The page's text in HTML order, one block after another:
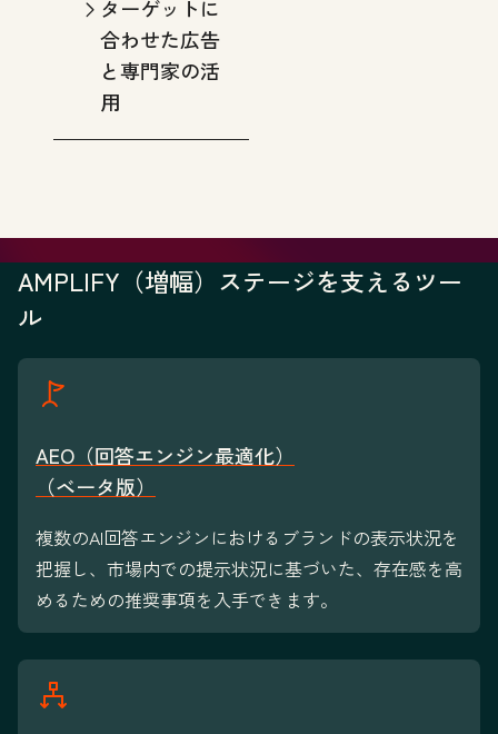
ターゲットに
合わせた広告
と専門家の活
用
AMPLIFY（増幅）ステージを支えるツー
ル
AEO（回答エンジン最適化）
（ベータ版）
複数のAI回答エンジンにおけるブランドの表示状況を
把握し、市場内での提示状況に基づいた、存在感を高
めるための推奨事項を入手できます。